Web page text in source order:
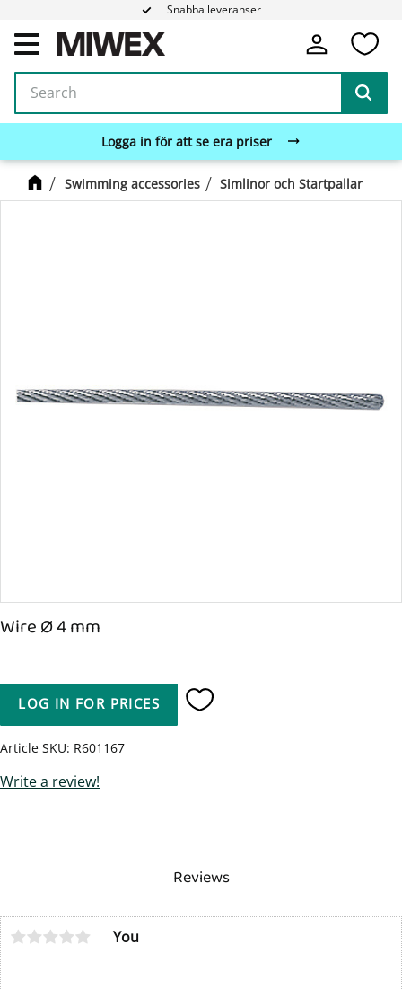
Menu
Snabba leveranser
Logga in för att se era priser
Swimming accessories Simlinor och Startpallar
Wire Ø 4 mm
LOG IN FOR PRICES Add to favorites
Article SKU R601167
Write a review!
Reviews
You